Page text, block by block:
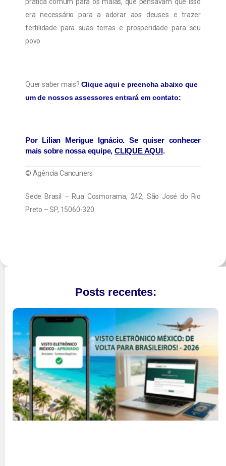
era necessário para a adorar aos deuses e trazer
fertilidade para suas terras e prosperidade para seu
povo.
Quer saber mais? Clique aqui e preencha abaixo que
um de nossos assessores entrará em contato:
Por Lilian Merigue Ignácio. Se quiser conhecer
mais sobre nossa equipe,CLIQUE AQUI.
© Agência Cancuners
Sede Brasil – Rua Cosmorama, 242, São José do Rio
Preto – SP, 15060-320
Posts recentes: